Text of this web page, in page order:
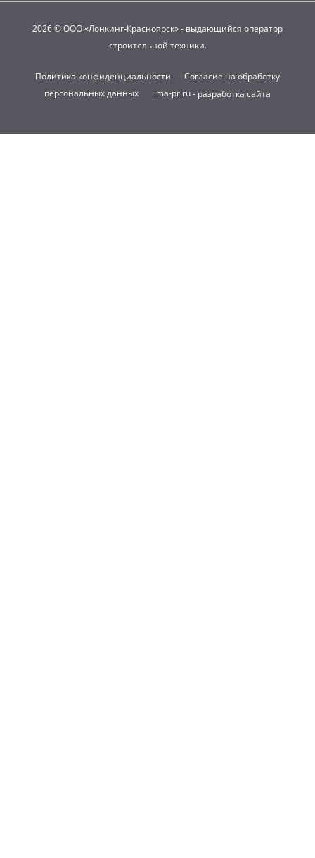
2026 © ООО «Лонкинг-Красноярск» - выдающийся оператор
строительной техники.
Политика конфиденциальности
Согласие на обработку
персональных данных
ima-pr.ru- разработка сайта